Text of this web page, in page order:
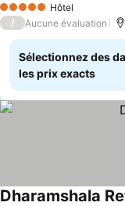
5 Étoiles Hôtel
/ Aucune évaluation
Sélectionnez des
les prix exacts
Dharamshala